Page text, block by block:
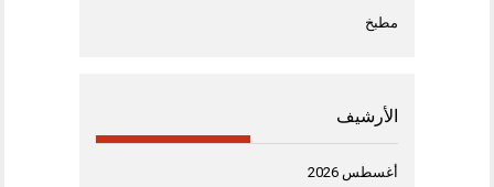
مطبخ
الأرشيف
أغسطس 2026